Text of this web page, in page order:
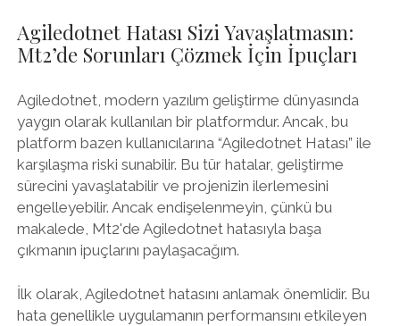
Agiledotnet Hatası Sizi Yavaşlatmasın:
Mt2’de Sorunları Çözmek İçin İpuçları
Agiledotnet, modern yazılım geliştirme dünyasında
yaygın olarak kullanılan bir platformdur. Ancak, bu
platform bazen kullanıcılarına “Agiledotnet Hatası” ile
karşılaşma riski sunabilir. Bu tür hatalar, geliştirme
sürecini yavaşlatabilir ve projenizin ilerlemesini
engelleyebilir. Ancak endişelenmeyin, çünkü bu
makalede, Mt2'de Agiledotnet hatasıyla başa
çıkmanın ipuçlarını paylaşacağım.
İlk olarak, Agiledotnet hatasını anlamak önemlidir. Bu
hata genellikle uygulamanın performansını etkileyen